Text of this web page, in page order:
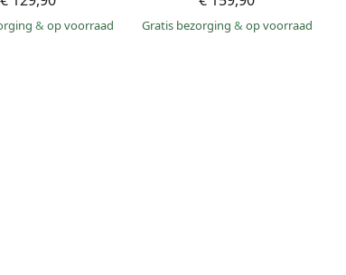
& op voorraad Gratis bezorging & op voorraad